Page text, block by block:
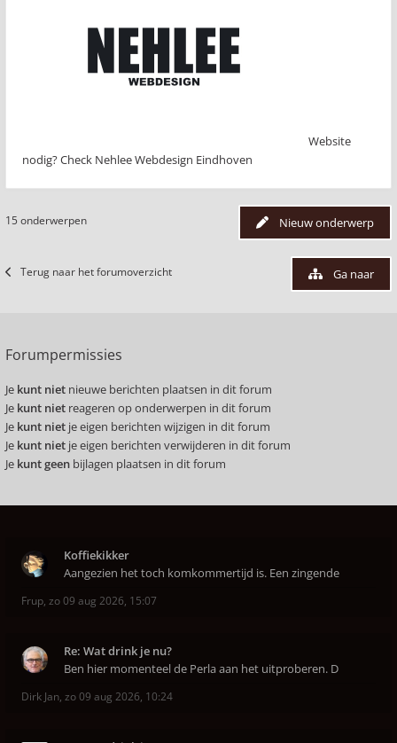
Website
nodig? Check Nehlee Webdesign Eindhoven
Nieuw onderwerp
15 onderwerpen
Terug naar het forumoverzicht Ga naar
Forumpermissies
Je kunt niet nieuwe berichten plaatsen in dit forum
Je kunt niet reageren op onderwerpen in dit forum
Je kunt niet je eigen berichten wijzigen in dit forum
Je kunt niet je eigen berichten verwijderen in dit forum
Je kunt geen bijlagen plaatsen in dit forum
Koffiekikker
Aangezien het toch komkommertijd is. Een zingende
Frup, zo 09 aug 2026, 15:07
Re: Wat drink je nu?
Ben hier momenteel de Perla aan het uitproberen. D
Dirk Jan, zo 09 aug 2026, 10:24